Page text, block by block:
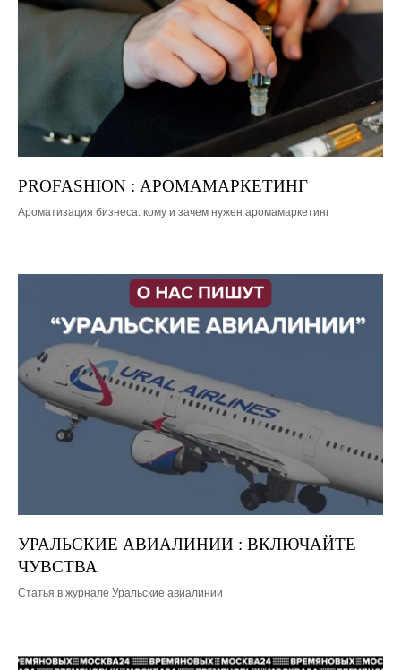
PROFASHION : АРОМАМАРКЕТИНГ
Ароматизация бизнеса: кому и зачем нужен аромамаркетинг
УРАЛЬСКИЕ АВИАЛИНИИ : ВКЛЮЧАЙТЕ
ЧУВСТВА
Статья в журнале Уральские авиалинии